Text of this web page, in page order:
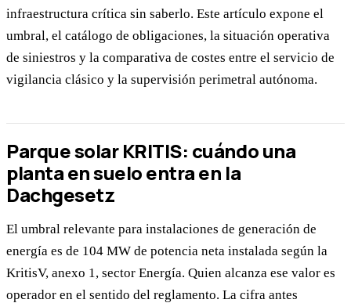
infraestructura crítica sin saberlo. Este artículo expone el
umbral, el catálogo de obligaciones, la situación operativa
de siniestros y la comparativa de costes entre el servicio de
vigilancia clásico y la supervisión perimetral autónoma.
Parque solar KRITIS: cuándo una
planta en suelo entra en la
Dachgesetz
El umbral relevante para instalaciones de generación de
energía es de 104 MW de potencia neta instalada según la
KritisV, anexo 1, sector Energía. Quien alcanza ese valor es
operador en el sentido del reglamento. La cifra antes